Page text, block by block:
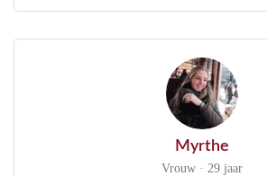
Myrthe
Vrouw · 29 jaar